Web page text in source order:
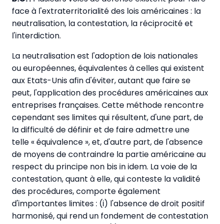
face à l'extraterritorialité des lois américaines : la
neutralisation, la contestation, la réciprocité et
l'interdiction.
La neutralisation est l'adoption de lois nationales
ou européennes, équivalentes à celles qui existent
aux Etats-Unis afin d'éviter, autant que faire se
peut, l'application des procédures américaines aux
entreprises françaises. Cette méthode rencontre
cependant ses limites qui résultent, d'une part, de
la difficulté de définir et de faire admettre une
telle « équivalence », et, d'autre part, de l'absence
de moyens de contraindre la partie américaine au
respect du principe non bis in idem. La voie de la
contestation, quant à elle, qui conteste la validité
des procédures, comporte également
d'importantes limites : (i) l'absence de droit positif
harmonisé, qui rend un fondement de contestation